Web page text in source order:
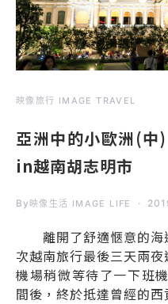
映像旅行 IMAGE TRAVEL
亞洲中的小歐洲(
in越南胡志明市
By 映像生活 IMAGE LIFE
離開了舒適愜意的海
次越南旅行最後三天兩
機場稍微等待了一下班
間後，終於抵達曾經的西